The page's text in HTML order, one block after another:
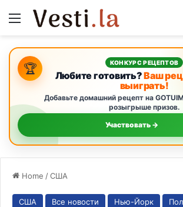
Menu
🏆 КОНКУРС РЕЦЕПТОВ
Любите готовить?Ваш
выиграть!
Добавьте домашний рецепт на
розыгрыше призов.
Участвовать →
Home /США
США Все новости Нью-Йорк